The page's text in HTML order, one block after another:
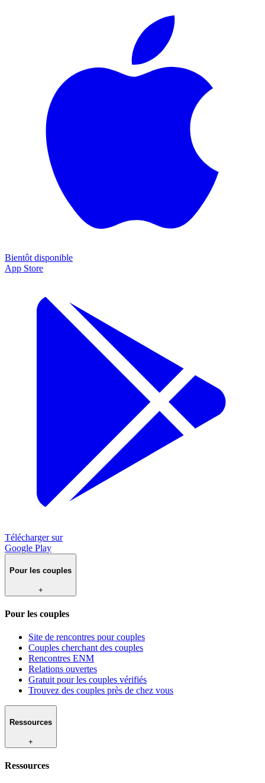
Bientôt disponible
App Store
Télécharger sur
Google Play
Pour les couples
+
Pour les couples
Site de rencontres pour couples
Couples cherchant des couples
Rencontres ENM
Relations ouvertes
Gratuit pour les couples vérifiés
Trouvez des couples près de chez vous
Ressources
+
Ressources